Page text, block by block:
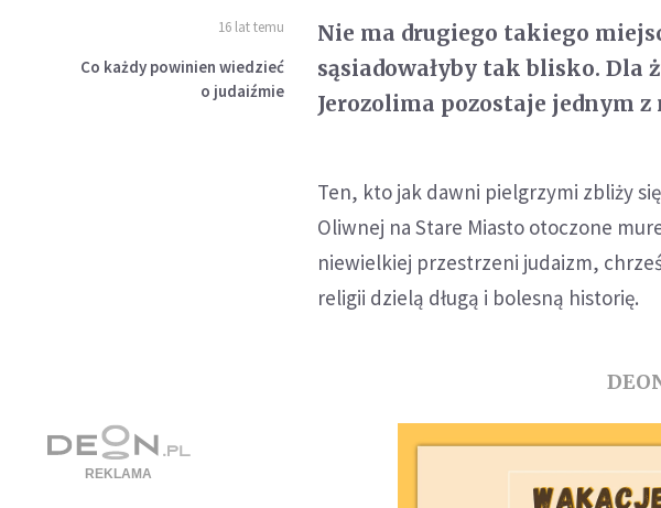
16 lat temu
Co każdy powinien wiedzieć
o judaiźmie
Nie ma drugiego takiego
sąsiadowałyby tak blisko. Dla
Jerozolima pozostaje jednym
Ten, kto jak dawni pielgrzymi zbliży
Oliwnej na Stare Miasto otoczone
niewielkiej przestrzeni judaizm,
religii dzielą długą i bolesną historię.